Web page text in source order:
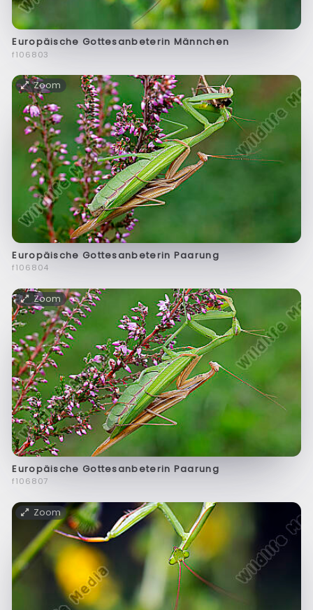
Europäische Gottesanbeterin Männchen
f106803
Zoom
Europäische Gottesanbeterin Paarung
f106804
Zoom
Europäische Gottesanbeterin Paarung
f106807
Zoom